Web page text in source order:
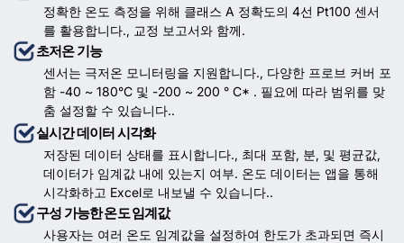
정확한 온도 측정을 위해 클래스 A 정확도의 4선 Pt100 센서
를 활용합니다., 교정 보고서와 함께.
초저온 기능
센서는 극저온 모니터링을 지원합니다., 다양한 프로브 커버 포
함 -40 ~ 180°C 및 -200 ~ 200 ° C* . 필요에 따라 범위를 맞
춤 설정할 수 있습니다..
실시간 데이터 시각화
저장된 데이터 상태를 표시합니다., 최대 포함, 분, 및 평균값,
데이터가 임계값 내에 있는지 여부. 온도 데이터는 앱을 통해
시각화하고 Excel로 내보낼 수 있습니다..
구성 가능한 온도 임계값
사용자는 여러 온도 임계값을 설정하여 한도가 초과되면 즉시